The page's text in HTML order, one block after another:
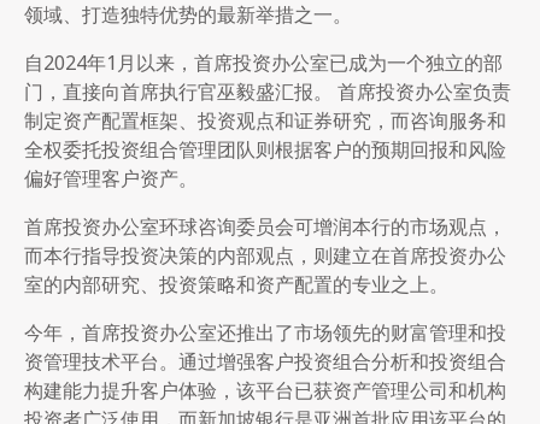
领域、打造独特优势的最新举措之一。
自2024年1月以来，首席投资办公室已成为一个独立的部
门，直接向首席执行官巫毅盛汇报。 首席投资办公室负责
制定资产配置框架、投资观点和证券研究，而咨询服务和
全权委托投资组合管理团队则根据客户的预期回报和风险
偏好管理客户资产。
首席投资办公室环球咨询委员会可增润本行的市场观点，
而本行指导投资决策的内部观点，则建立在首席投资办公
室的内部研究、投资策略和资产配置的专业之上。
今年，首席投资办公室还推出了市场领先的财富管理和投
资管理技术平台。通过增强客户投资组合分析和投资组合
构建能力提升客户体验，该平台已获资产管理公司和机构